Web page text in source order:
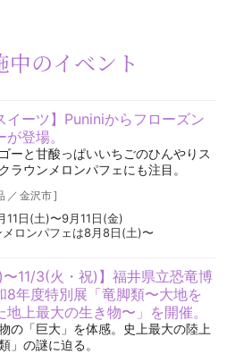
のイベント
イーツ】Puniniからフローズン
登場。
ーと甘酸っぱいいちごのひんやりス
ラウンメロンパフェにも注目。
／ 金沢市]
11日(土)〜9月11日(金)
ロンパフェは8月8日(土)〜
〜11/3(火・祝)】福井県立恐竜博
8年度特別展「竜脚類〜大地を
地上最大の生き物〜」を開催。
の「巨大」を体感。史上最大の陸上
」の謎に迫る。